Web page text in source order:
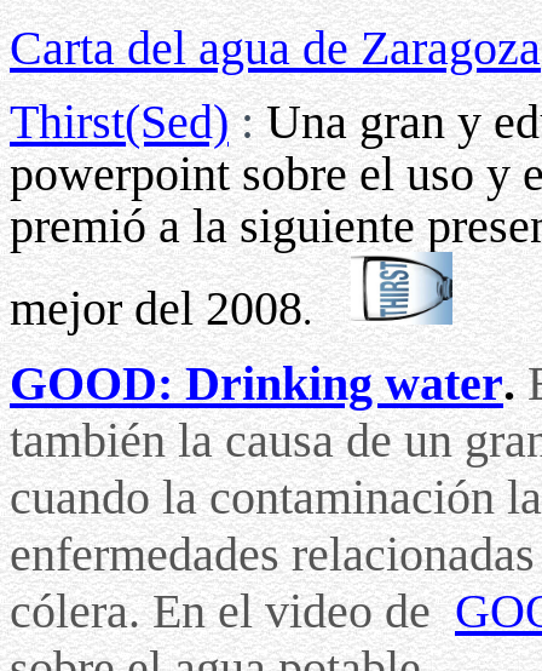
Carta del agua de Zaragoza
Thirst(Sed):Una gran y
powerpoint sobre el uso y
premió a la siguiente
mejor del 2008.
GOOD: Drinking water.
también la causa de un
cuando la contaminación
enfermedades
cólera. En el video de